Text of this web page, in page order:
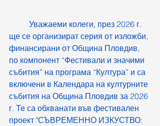
ще се организират серия от изложби,
финансирани от Община Пловдив,
по компонент “Фестивали и значими
събития” на програма “Култура” и са
включени в Календара на културните
събития на Община Пловдив за 2026
г. Те са обхванати във фестивален
проект "СЪВРЕМЕННО ИЗКУСТВО: